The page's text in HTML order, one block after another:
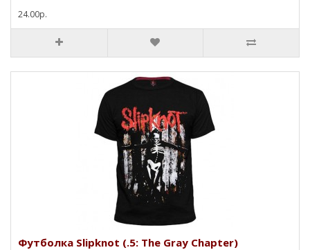
24.00р.
Футболка Slipknot (.5: The Gray Chapter)